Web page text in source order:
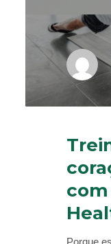
com
Porque